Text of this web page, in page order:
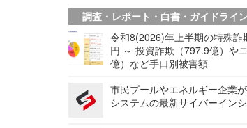
調査・レポート・白書・ガイドライン
令和8(2026)年上半期の特殊
円 ～ 投資詐欺（797.9億）や
億）など手口別被害額
市民プールやエネルギー企業
システムの最新サイバーイン